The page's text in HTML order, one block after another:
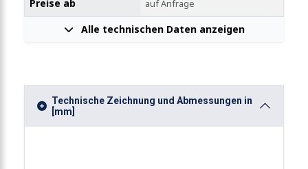
Preise ab
auf Anfrage
Alle technischen Daten anzeigen
Technische Zeichnung und Abmessungen in
[mm]